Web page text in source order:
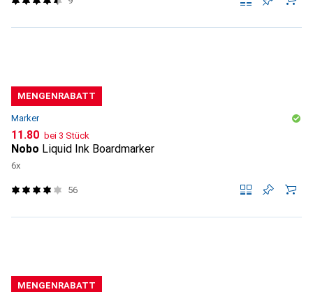
MENGENRABATT
Marker
CHF
11.80 bei 3 Stück
Nobo Liquid Ink Boardmarker
6x
56
MENGENRABATT